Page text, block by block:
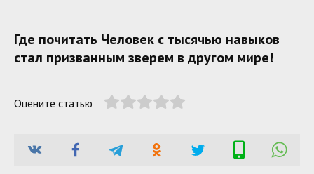
Где почитать Человек с тысячью навыков
стал призванным зверем в другом мире!
Оцените статью